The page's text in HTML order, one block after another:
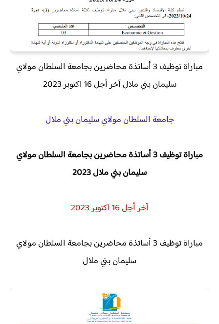
مباراة توظيف 3 أساتذة محاضرين بجامعة السلطان مولاي
سليمان بني ملال آخر أجل 16 اكتوبر 2023
جامعة السلطان مولاي سليمان بني ملال
مباراة توظيف 3 أساتذة محاضرين بجامعة السلطان مولاي
سليمان بني ملال 2023
آخر أجل 16 اكتوبر 2023
مباراة توظيف 3 أساتذة محاضرين بجامعة السلطان مولاي
سليمان بني ملال